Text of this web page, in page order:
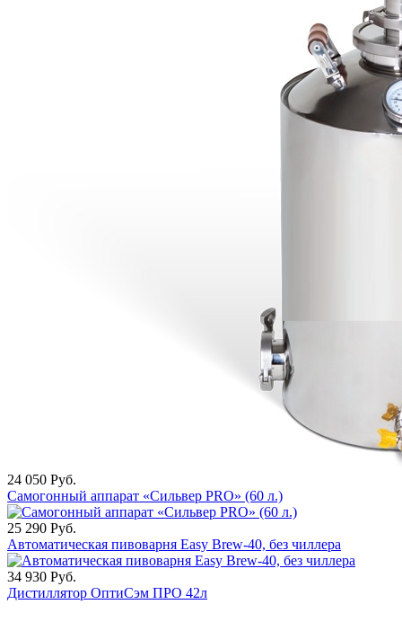
24 050 Руб.
Самогонный аппарат «Сильвер PRO» (60 л.)
25 290 Руб.
Автоматическая пивоварня Easy Brew-40, без чиллера
34 930 Руб.
Дистиллятор ОптиСэм ПРО 42л